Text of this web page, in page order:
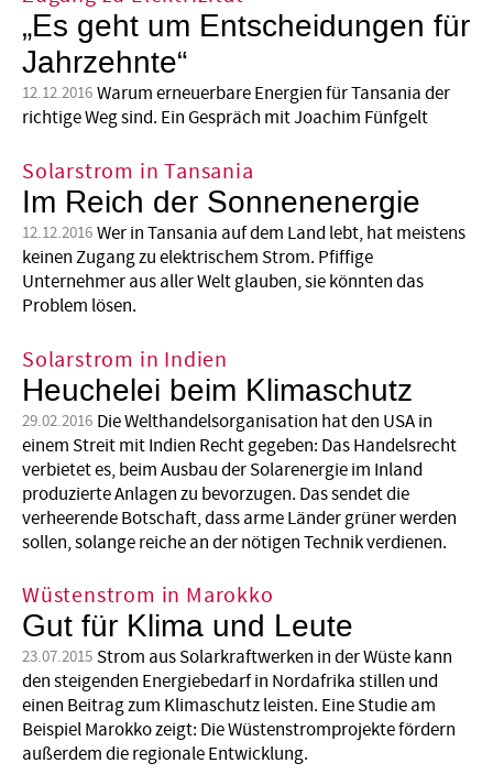
„Es geht um Entscheidungen für
Jahrzehnte“
12.12.2016 Warum erneuerbare Energien für Tansania der
richtige Weg sind. Ein Gespräch mit Joachim Fünfgelt
Solarstrom in Tansania
Im Reich der Sonnenenergie
12.12.2016 Wer in Tansania auf dem Land lebt, hat meistens
keinen Zugang zu elektrischem Strom. Pfiffige
Unternehmer aus aller Welt glauben, sie könnten das
Problem lösen.
Solarstrom in Indien
Heuchelei beim Klimaschutz
29.02.2016 Die Welthandelsorganisation hat den USA in
einem Streit mit Indien Recht gegeben: Das Handelsrecht
verbietet es, beim Ausbau der Solarenergie im Inland
produzierte Anlagen zu bevorzugen. Das sendet die
verheerende Botschaft, dass arme Länder grüner werden
sollen, solange reiche an der nötigen Technik verdienen.
Wüstenstrom in Marokko
Gut für Klima und Leute
23.07.2015 Strom aus Solarkraftwerken in der Wüste kann
den steigenden Energiebedarf in Nordafrika stillen und
einen Beitrag zum Klimaschutz leisten. Eine Studie am
Beispiel Marokko zeigt: Die Wüstenstromprojekte fördern
außerdem die regionale Entwicklung.